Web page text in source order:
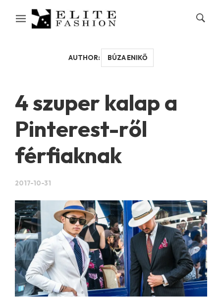
AUTHOR: BÚZA ENIKŐ
4 szuper kalap a
Pinterest-ről
férfiaknak
2017-10-31